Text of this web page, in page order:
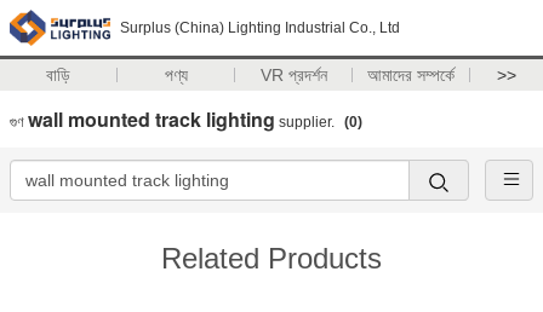
Surplus (China) Lighting Industrial Co., Ltd
বাড়ি পণ্য VR প্রদর্শন আমাদের সম্পর্কে >>
গুণ wall mounted track lighting supplier. (0)
Related Products